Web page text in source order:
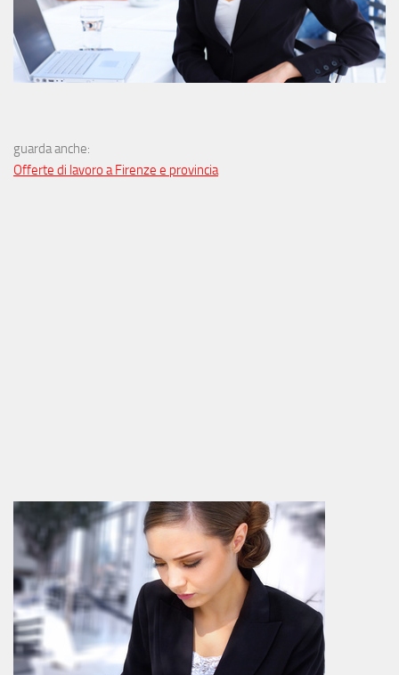
guarda anche:
Offerte di lavoro a Firenze e provincia